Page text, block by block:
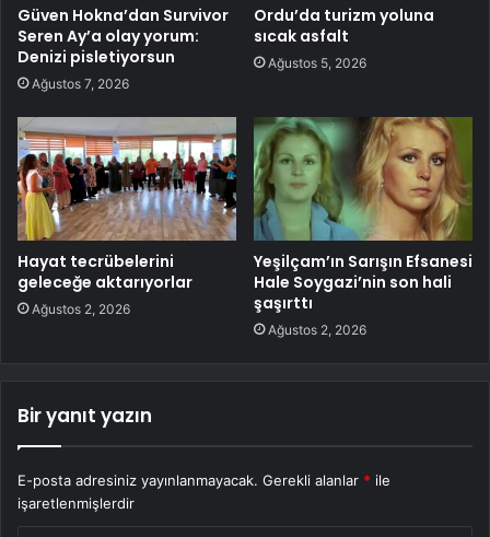
Güven Hokna’dan Survivor
Seren Ay’a olay yorum:
Denizi pisletiyorsun
Ağustos 7, 2026
Ordu’da turizm yoluna
sıcak asfalt
Ağustos 5, 2026
Hayat tecrübelerini
geleceğe aktarıyorlar
Ağustos 2, 2026
Yeşilçam’ın Sarışın Efsanesi
Hale Soygazi’nin son hali
şaşırttı
Ağustos 2, 2026
Bir yanıt yazın
E-posta adresiniz yayınlanmayacak. Gerekli alanlar * ile
işaretlenmişlerdir